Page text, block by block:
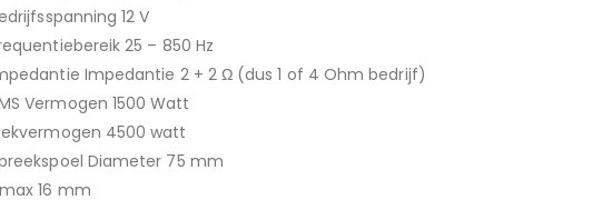
12 V
25 – 850 Hz
Impedantie 2 + 2 Ω (dus 1 of 4 Ohm bedrijf)
Vermogen 1500 Watt
4500 watt
Diameter 75 mm
16 mm